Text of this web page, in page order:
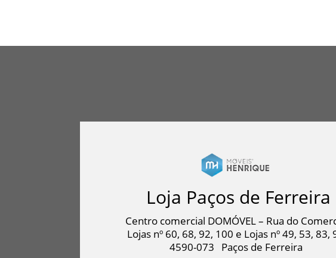
Loja Paços de Ferreira
Centro comercial DOMÓVEL – Rua do
Lojas nº 60, 68, 92, 100 e Lojas nº 49, 53, 83,
4590-073 Paços de Ferreira